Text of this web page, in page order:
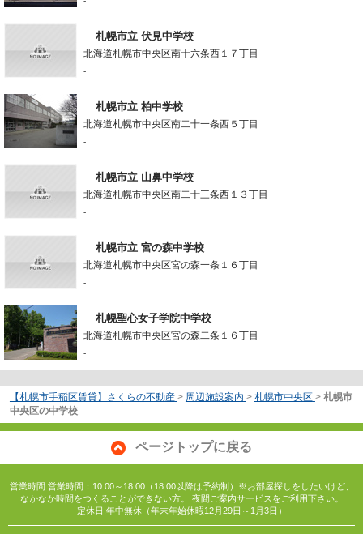
札幌市立 伏見中学校
北海道札幌市中央区南十六条西１７丁目
-
札幌市立 柏中学校
北海道札幌市中央区南二十一条西５丁目
-
札幌市立 山鼻中学校
北海道札幌市中央区南二十三条西１３丁目
-
札幌市立 宮の森中学校
北海道札幌市中央区宮の森一条１６丁目
-
札幌聖心女子学院中学校
北海道札幌市中央区宮の森二条１６丁目
-
【札幌市手稲区賃貸】さくらの不動産 > 周辺施設案内 > 札幌市中央区 > 札幌市
中央区の中学校
ページトップに戻る
営業時間:営業時間：10:00～18:00（18:00以降は予約制）※お部屋探しをしたいけど、
なかなか時間をつくることができない方。 夜間ご案内サービスをご利用下さい。
定休日:年中無休（年末年始休暇12月29日～1月3日）